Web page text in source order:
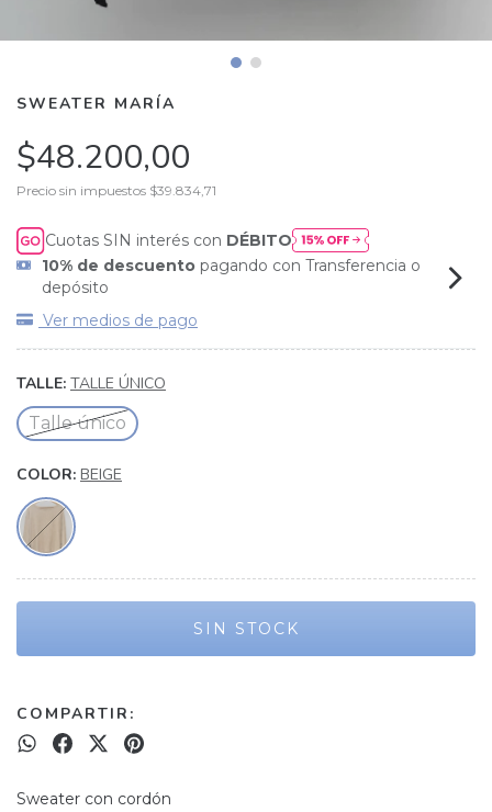
SWEATER MARÍA
$48.200,00
Precio sin impuestos $39.834,71
Cuotas SIN interés con DÉBITO
10% de descuentopagando con Transferencia o
depósito
Ver medios de pago
TALLE: TALLE ÚNICO
Talle único
COLOR: BEIGE
COMPARTIR:
Sweater con cordón